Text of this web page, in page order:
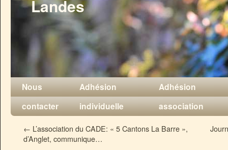
Landes
Nous
contacter
Adhésion
individuelle
Adhésion
association
← L’association du CADE: « 5 Cantons La Barre »,
d’Anglet, communique…